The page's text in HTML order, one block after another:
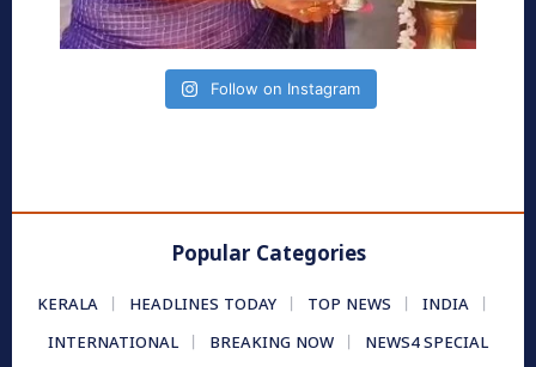
Follow on Instagram
Popular Categories
KERALA HEADLINES TODAY TOP NEWS
INDIA
INTERNATIONAL
BREAKING NOW
NEWS4 SPECIAL